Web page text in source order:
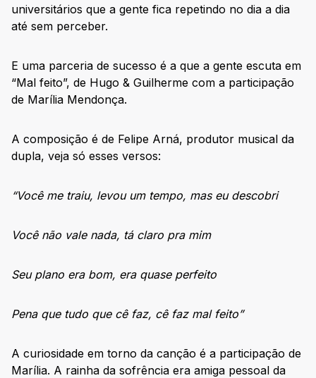
universitários que a gente fica repetindo no dia a dia
até sem perceber.
E uma parceria de sucesso é a que a gente escuta em
“Mal feito”, de Hugo & Guilherme com a participação
de Marília Mendonça.
A composição é de Felipe Arná, produtor musical da
dupla, veja só esses versos:
“Você me traiu, levou um tempo, mas eu descobri
Você não vale nada, tá claro pra mim
Seu plano era bom, era quase perfeito
Pena que tudo que cê faz, cê faz mal feito”
A curiosidade em torno da canção é a participação de
Marília. A rainha da sofrência era amiga pessoal da